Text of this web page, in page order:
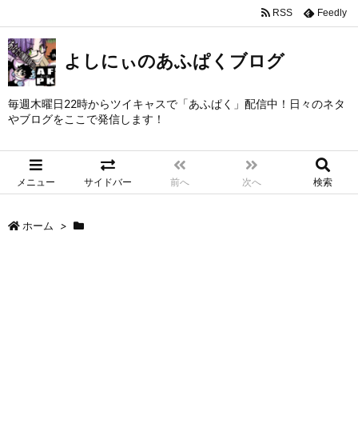
よしにぃのあふぱくブログ
毎週木曜日22時からツイキャスで「あふぱく」配信中！日々のネタ
やブログをここで発信します！
メニュー サイドバー 前へ 次へ 検索
RSS Feedly
ホーム >